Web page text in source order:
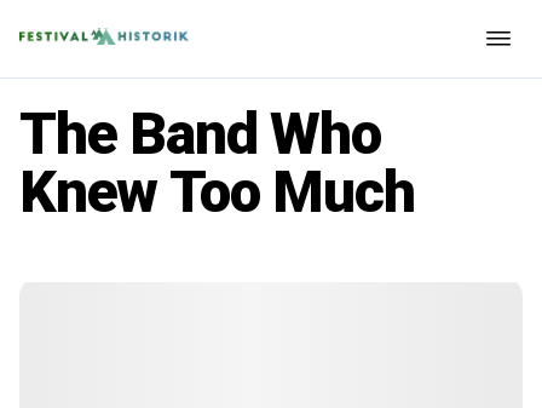
The Band Who
Knew Too Much